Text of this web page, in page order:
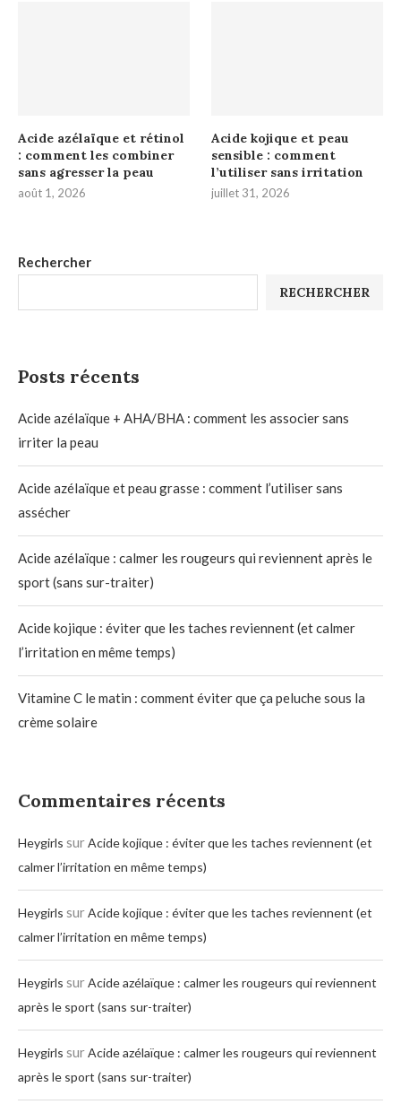
Rechercher
RECHERCHER
Posts récents
Acide azélaïque + AHA/BHA : comment les associer sans
irriter la peau
Acide azélaïque et peau grasse : comment l’utiliser sans
assécher
Acide azélaïque : calmer les rougeurs qui reviennent après le
sport (sans sur-traiter)
Acide kojique : éviter que les taches reviennent (et calmer
l’irritation en même temps)
Vitamine C le matin : comment éviter que ça peluche sous la
crème solaire
Commentaires récents
Heygirls surAcide kojique : éviter que les taches reviennent (et
calmer l’irritation en même temps)
Heygirls surAcide kojique : éviter que les taches reviennent (et
calmer l’irritation en même temps)
Heygirls surAcide azélaïque : calmer les rougeurs qui reviennent
après le sport (sans sur-traiter)
Heygirls surAcide azélaïque : calmer les rougeurs qui reviennent
après le sport (sans sur-traiter)
Acide azélaïque et rétinol
: comment les combiner
sans agresser la peau
août 1, 2026
Acide kojique et peau
sensible : comment
l’utiliser sans irritation
juillet 31, 2026